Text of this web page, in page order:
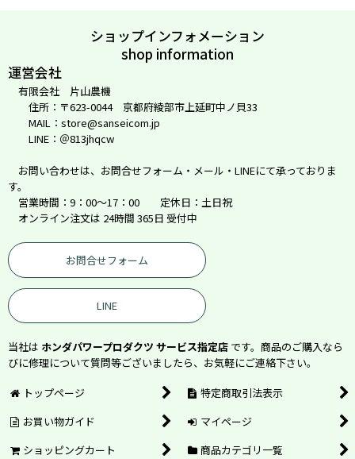
ショップインフォメーション
shop information
運営会社
有限会社 片山農機
住所：〒623-0044 京都府綾部市上延町中ノ貝33
MAIL：store@sanseicom.jp
LINE：＠813jhqcw
お問い合わせは、お問合せフォーム・メール・LINEにて承っておりま
す。
営業時間：9：00～17：00 定休日：土日祝
オンライン注文は 24時間 365日 受付中
お問合せフォーム
LINE
当社は ホンダパワープロダクツ サービス指定店 です。商品のご購入なら
びに修理について質問等ございましたら、お気軽にご連絡下さい。
トップページ
特定商取引法表示
お買い物ガイド
マイページ
ショッピングカート
商品カテゴリ一覧